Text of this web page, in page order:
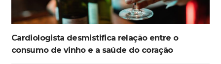
Cardiologista desmistifica relação entre o
consumo de vinho e a saúde do coração